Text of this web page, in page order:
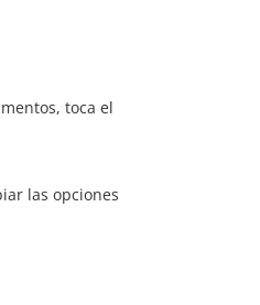
toca el
las opciones